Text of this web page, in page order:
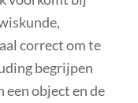
correct om te
begrijpen
object en de